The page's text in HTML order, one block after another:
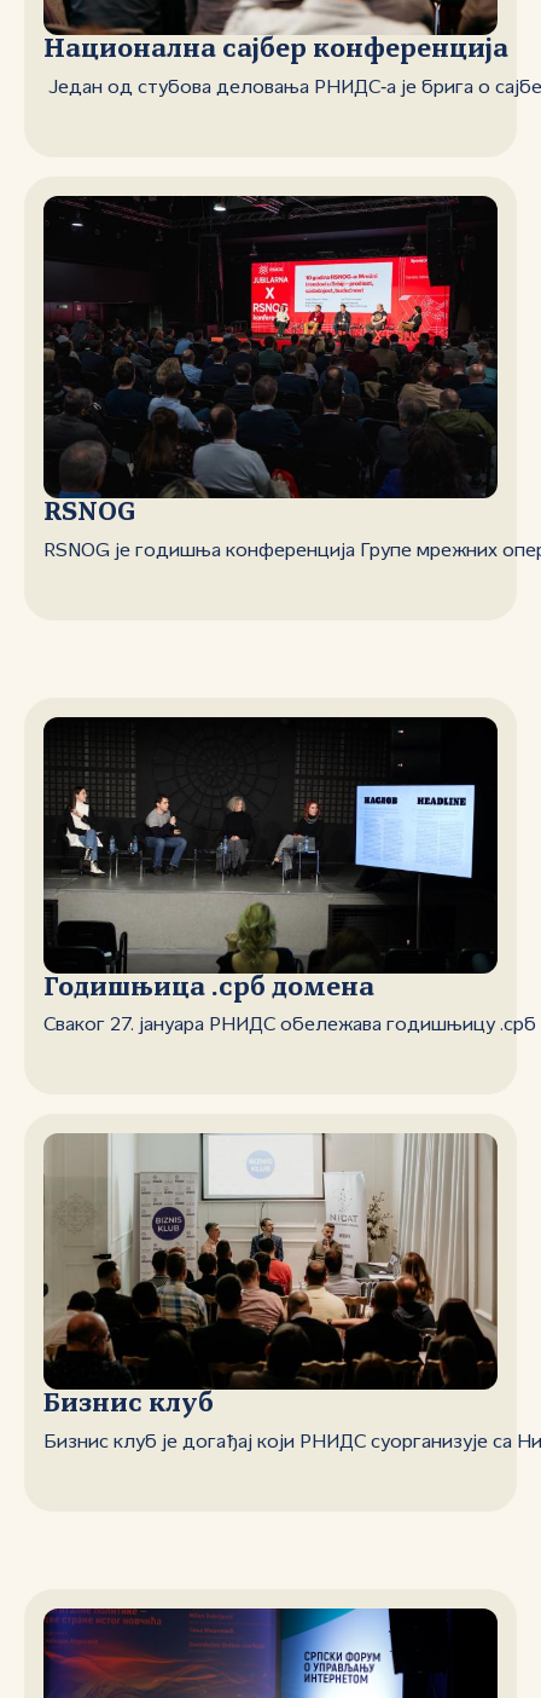
Национална сајбер конференција
Један од стубова деловања РНИДС‑а је брига о
RSNOG
RSNОG је годишња конференција Групе мрежних
Годишњица .срб домена
Сваког 27. јануара РНИДС обележава годишњицу
Бизнис клуб
Бизнис клуб је догађај који РНИДС суорганизује